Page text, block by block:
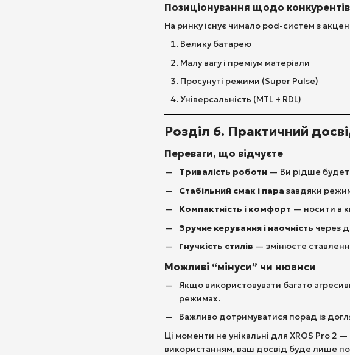
Позиціонування щодо конкурентів
На ринку існує чимало pod-систем з
Велику батарею
Малу вагу і преміум матеріали
Просунуті режими (Super Pulse)
Універсальність (MTL + RDL)
Розділ 6. Практичний
Переваги, що відчуєте
Тривалість роботи — Ви рідше
Стабільний смак і пара завдяки
Компактність і комфорт — носити в
Зручне керування і наочність через
Гнучкість стилів — змінюєте
Можливі “мінуси” чи нюанси
Якщо використовувати багато
режимах.
Важливо дотримуватися порад із
Ці моменти не унікальні для XROS Pro 2
використанням, ваш досвід буде лише